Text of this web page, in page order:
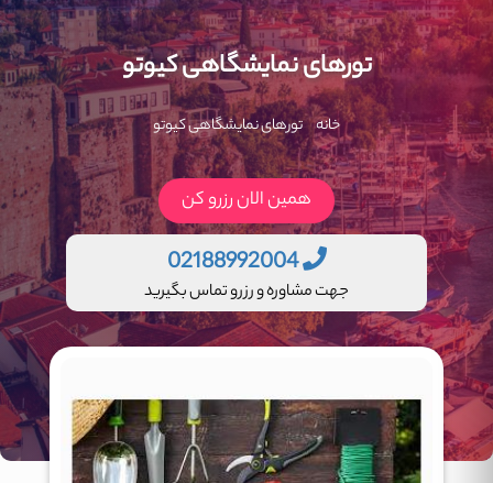
تورهای نمایشگاهی کیوتو
خانه تورهای نمایشگاهی کیوتو
همین الان رزرو کن
02188992004
جهت مشاوره و رزرو تماس بگیرید